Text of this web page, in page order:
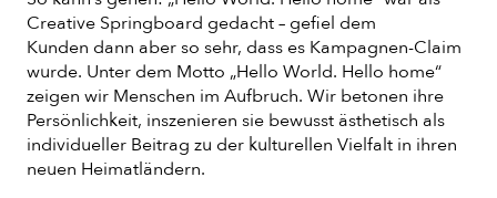
Creative Springboard gedacht – gefiel dem
Kunden dann aber so sehr, dass es Kampagnen-Claim
wurde. Unter dem Motto „Hello World. Hello home“
zeigen wir Menschen im Aufbruch. Wir betonen ihre
Persönlichkeit, inszenieren sie bewusst ästhetisch als
individueller Beitrag zu der kulturellen Vielfalt in ihren
neuen Heimatländern.